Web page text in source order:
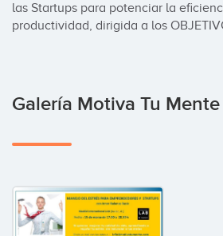
las Startups para potenciar la
productividad, dirigida a los
Galería Motiva Tu Mente